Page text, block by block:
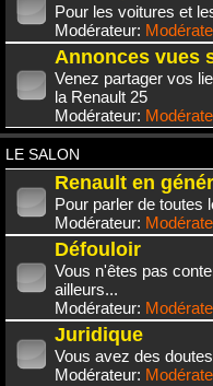
Pour les voitures et
Modérateur:
Annonces vues
Venez partager vos
la Renault 25
Modérateur:
LE SALON
Renault en
Pour parler de toutes
Modérateur:
Défouloir
Vous n'êtes pas
ailleurs...
Modérateur:
Juridique
Vous avez des
Modérateur: